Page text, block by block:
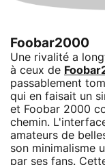
Foobar2000
Une rivalité a
à ceux de
passablement
qui en faisait un
et Foobar 2000
chemin.
amateurs de
son minimalisme
par ses fans.